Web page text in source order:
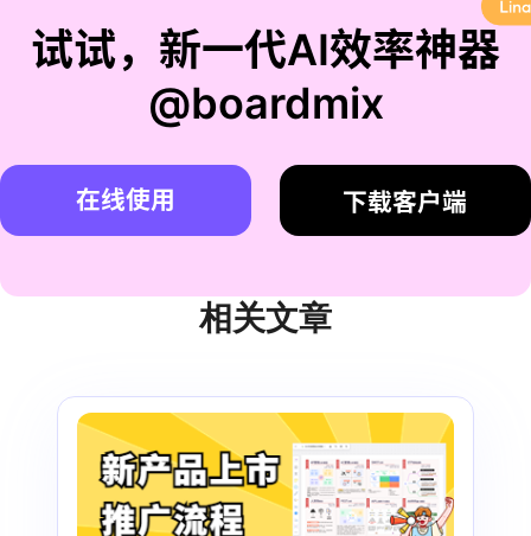
试试，新一代AI效率神器
@boardmix
在线使用 下载客户端
相关文章